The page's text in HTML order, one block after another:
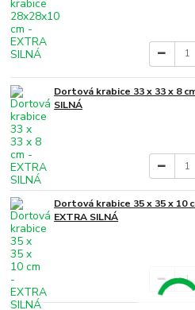
Dortová krabice 33 x 33 x 8
SILNÁ
Dortová krabice 35 x 35 x 10
EXTRA SILNÁ